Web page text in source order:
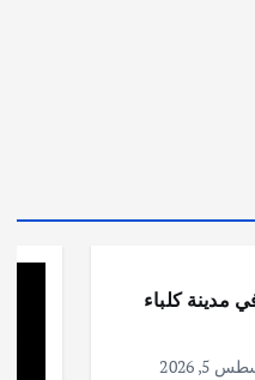
مدينة كلباء
5, 2026